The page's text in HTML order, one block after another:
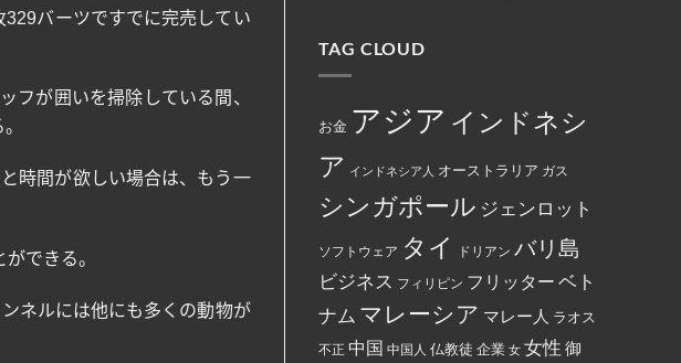
329バーツですでに完売してい
フが囲いを掃除している間、
時間が欲しい場合は、もう一
できる。
ネルには他にも多くの動物が
国
政
制
裁
と
て
指
さ
れ
い
政
て
永
カ
ド
に
ス
ム
教
と
記
す
の
怒
り、
員
丼
に
っ
お
で
ん
を
部
TAG CLOUD
お金 アジア インドネシ
ア インドネシア人 オーストラリア ガス
シンガポール ジェンロット
ソフトウェア タイ ドリアン バリ島
ビジネス フィリピン フリッター ベト
ナム マレーシア マレー人 ラオス
不正 中国 中国人 仏教徒 企業 女 女性 御